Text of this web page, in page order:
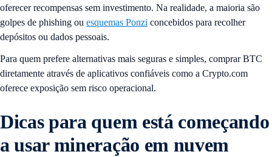
oferecer recompensas sem investimento. Na realidade, a maioria são
golpes de phishing ou esquemas Ponzi concebidos para recolher
depósitos ou dados pessoais.
Para quem prefere alternativas mais seguras e simples, comprar BTC
diretamente através de aplicativos confiáveis ​​como a Crypto.com
oferece exposição sem risco operacional.
Dicas para quem está começando
a usar mineração em nuvem